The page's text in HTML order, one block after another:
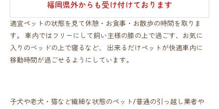
福岡県外からも受け付けております
適宜ペットの状態を見て休憩・お食事・お散歩の時間を取りま
す。 車内ではフリーにして飼い主様の膝の上で過ごす、お気に
入りのベッドの上で寝るなど、 出来るだけペットが快適車内に
移動時間が過ごせるようにしています。
子犬や老犬・猫など繊細な状態のペット/普通の引っ越し業者や